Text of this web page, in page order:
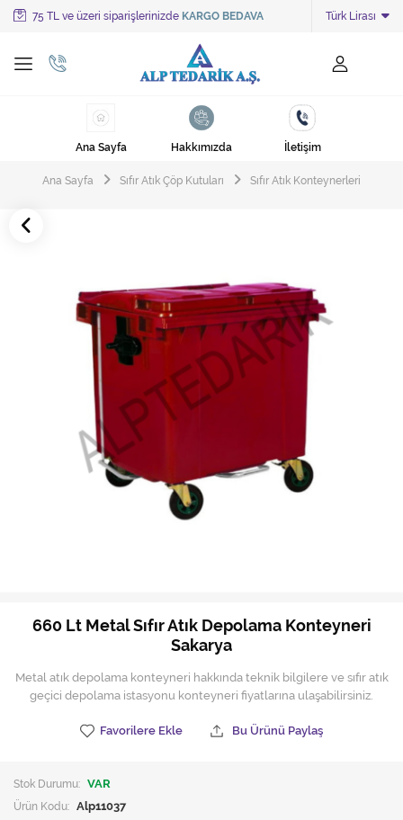
75 TL ve üzeri siparişlerinizde KARGO BEDAVA Türk Lirası
Tüm Kategoriler
Ayakkabı Cila Makineleri
Cila Makineleri
Çöp Kovası
Çöp Torbaları
Endüstriyel Zemin Yıkama Makineleri
Halı Kurutma Makineleri
Halı Yıkama Makinesi
Hijyen Malzemeleri
Kıvırcık paspas
Mekanik Dış Alan Süpürücüler
Tek-Çift Kovalı Temizlik Arabası
Toptan Temizlik Malzemeleri
Yedek Parçalar
Ana Sayfa Hakkımızda İletişim
Ana Sayfa Sıfır Atık Çöp Kutuları Sıfır Atık Konteynerleri
660 Lt Metal Sıfır Atık Depolama Konteyneri
Sakarya
Metal atık depolama konteyneri hakkında teknik bilgilere ve sıfır atık
geçici depolama istasyonu konteyneri fiyatlarına ulaşabilirsiniz.
Favorilere Ekle Bu Ürünü Paylaş
Stok Durumu: VAR
Ürün Kodu: Alp11037